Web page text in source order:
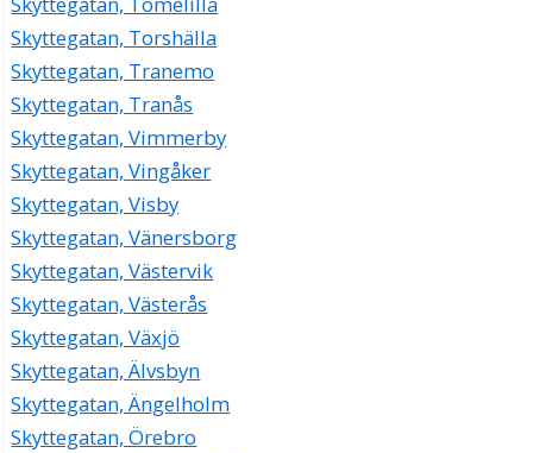
Skyttegatan, Torshälla
Skyttegatan, Tranemo
Skyttegatan, Tranås
Skyttegatan, Vimmerby
Skyttegatan, Vingåker
Skyttegatan, Visby
Skyttegatan, Vänersborg
Skyttegatan, Västervik
Skyttegatan, Västerås
Skyttegatan, Växjö
Skyttegatan, Älvsbyn
Skyttegatan, Ängelholm
Skyttegatan, Örebro